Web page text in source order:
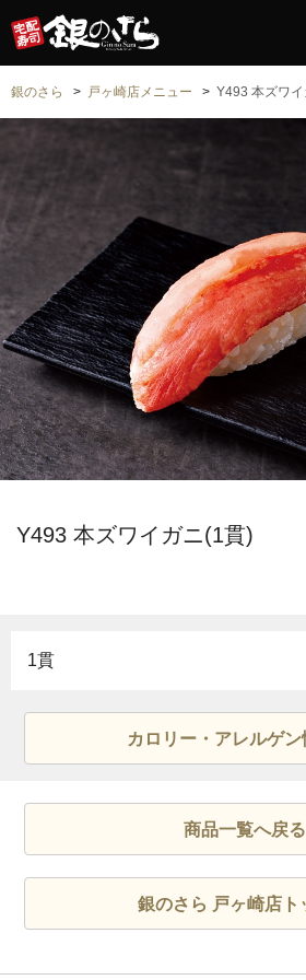
銀のさら 戸ヶ崎店メニュー Y493 本ズワ
Y493 本ズワイガニ(1貫)
1貫
カロリー・アレルゲン
商品一覧へ戻る
銀のさら 戸ヶ崎店ト